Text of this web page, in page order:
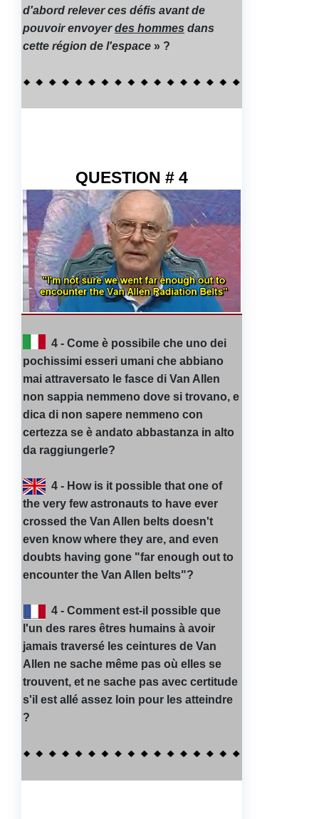
d'abord relever ces défis avant de
pouvoir envoyerdes hommes dans
cette région de l'espace » ?
QUESTION # 4
4 - Come è possibile che uno dei
pochissimi esseri umani che abbiano
mai attraversato le fasce di Van Allen
non sappia nemmeno dove si trovano, e
dica di non sapere nemmeno con
certezza se è andato abbastanza in alto
da raggiungerle?
4 - How is it possible that one of
the very few astronauts to have ever
crossed the Van Allen belts doesn't
even know where they are, and even
doubts having gone "far enough out to
encounter the Van Allen belts"?
4 - Comment est-il possible que
l'un des rares êtres humains à avoir
jamais traversé les ceintures de Van
Allen ne sache même pas où elles se
trouvent, et ne sache pas avec certitude
s'il est allé assez loin pour les atteindre
?